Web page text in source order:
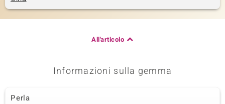
All'articolo
Informazioni sulla gemma
Perla